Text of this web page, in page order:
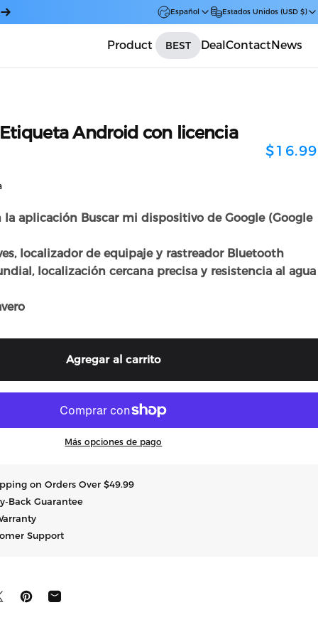
Español Estados Unidos (USD $)
Product BEST DealContactNews
Android con licencia
$16.99
aplicación Buscar mi dispositivo de Google (Google
localizador de equipaje y rastreador Bluetooth
localización cercana precisa y resistencia al agua
Agregar al carrito
Más opciones de pago
on Orders Over $49.99
Back Guarantee
Support
en Facebook
en X
Guardar en Pinterest
Compartir por correo electrónico